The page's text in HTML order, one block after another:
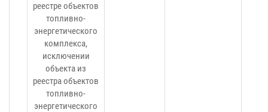
реестре объектов
топливно-
энергетического
комплекса,
исключении
объекта из
реестра объектов
топливно-
энергетического